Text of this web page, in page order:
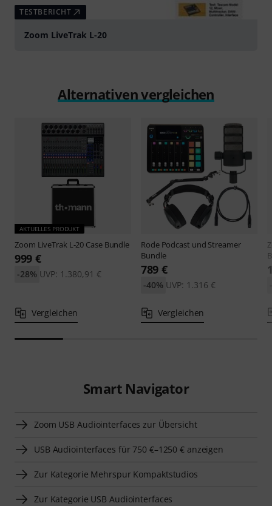
TESTBERICHT
Zoom LiveTrak L-20
Alternativen vergleichen
AKTUELLES PRODUKT
Zoom LiveTrak L-20 Case Bundle
999 €
UVP: 1.380,91 €
-28%
Vergleichen
Rode Podcast und Streamer
Bundle
789 €
UVP: 1.316 €
-40%
Vergleichen
Smart Navigator
Zoom USB Audiointerfaces zur Übersicht
USB Audiointerfaces für 750 €–1250 € anzeigen
Zur Kategorie Mehrspur Kompaktstudios
Zur Kategorie USB Audiointerfaces